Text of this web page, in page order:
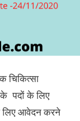
चिकित्सा
पदों के लिए
लिए आवेदन करने